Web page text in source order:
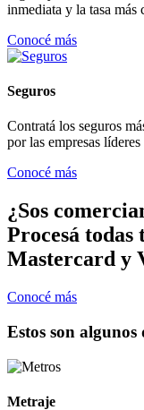
inmediata y la tasa más
Conocé más
Seguros
Contratá los seguros
por las empresas
Conocé más
¿Sos
Procesá todas
Mastercard y
Conocé más
Estos son algunos
Metraje